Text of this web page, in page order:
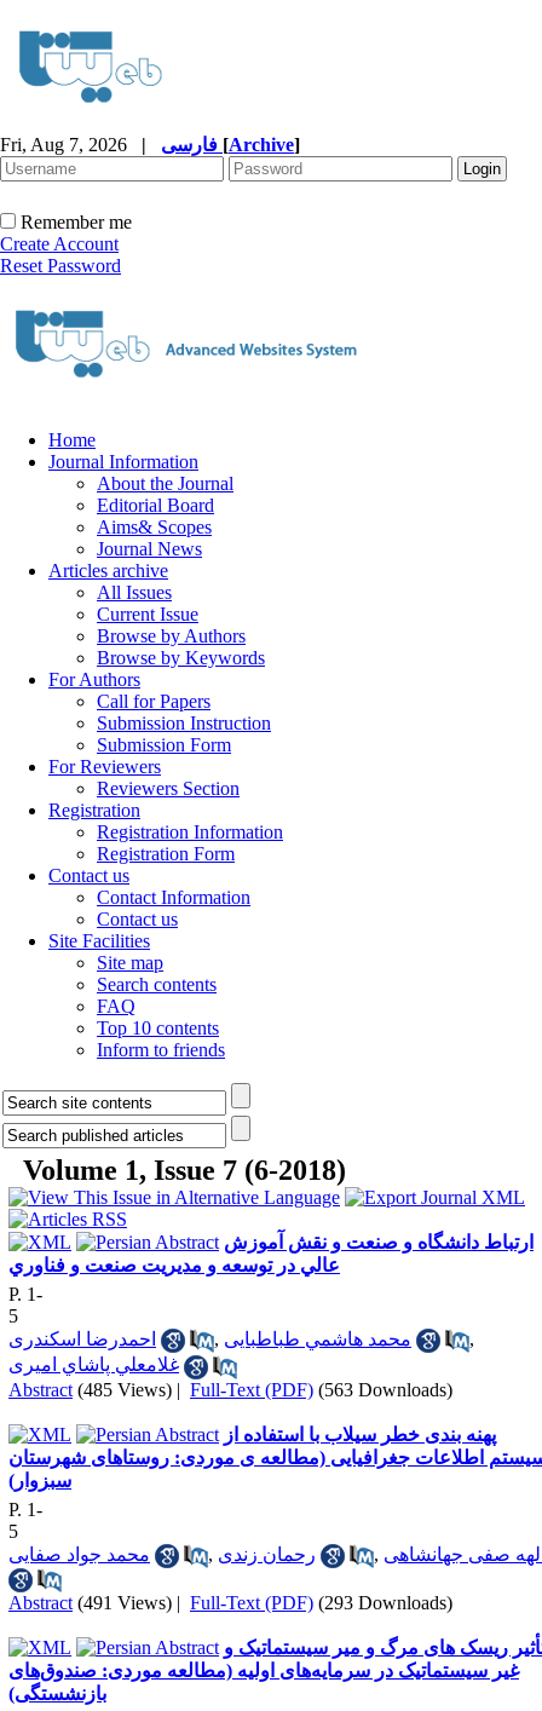
Fri, Aug 7, 2026 | [Archive]
Remember me
Create Account
Reset Password
Home
Journal Information
About the Journal
Editorial Board
Aims& Scopes
Journal News
Articles archive
All Issues
Current Issue
Browse by Authors
Browse by Keywords
For Authors
Call for Papers
Submission Instruction
Submission Form
For Reviewers
Reviewers Section
Registration
Registration Information
Registration Form
Contact us
Contact Information
Contact us
Site Facilities
Site map
Search contents
FAQ
Top 10 contents
Inform to friends
Volume 1, Issue 7 (6-2018)
ارتباط دانشگاه و صنعت و نقش آموزش
عالي در توسعه و مديريت صنعت و فناوري
P. 1-
5
احمدرضا اسكندری
, محمد هاشمي طباطبايی
,
غلامعلي پاشاي اميری
Abstract (485 Views) | Full-Text (PDF) (563 Downloads)
پهنه بندی خطر سیلاب با استفاده از
اطلاعات جغرافیایی (مطالعه ی موردی: روستاهای شهرستان
سبزوار)
P. 1-
5
محمد جواد صفایی
, رحمان زندی , صفی جهانشاهی
Abstract (491 Views) | Full-Text (PDF) (293 Downloads)
ریسک های مرگ و میر سیستماتیک و
غیر سیستماتیک در سرمایه‌های اولیه (مطالعه موردی: صندوق‌های
بازنشستگی)